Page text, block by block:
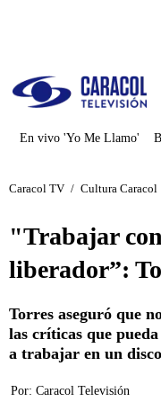
En vivo 'Yo Me Llamo'
Caracol TV / Cultura Caracol
"Trabajar
liberador”:
Torres aseguró que
las críticas que
a trabajar en un
Por: Caracol Televisión